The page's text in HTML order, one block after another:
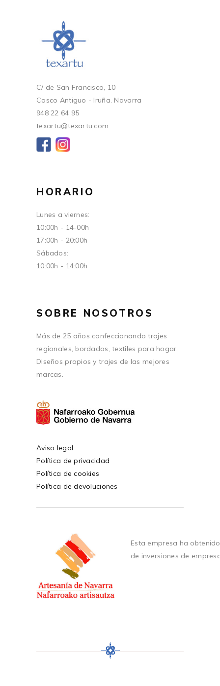
C/ de San Francisco, 10
Casco Antiguo - Iruña. Navarra
948 22 64 95
texartu@texartu.com
HORARIO
Lunes a viernes:
10:00h - 14-00h
17:00h - 20:00h
Sábados:
10:00h - 14:00h
SOBRE NOSOTROS
Más de 25 años confeccionando trajes
regionales, bordados, textiles para hogar.
Diseños propios y trajes de las mejores
marcas.
Aviso legal
Política de privacidad
Política de cookies
Política de devoluciones
Esta empresa ha
de inversiones de